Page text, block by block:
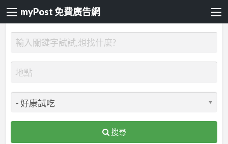
myPost 免費廣告網
搜尋